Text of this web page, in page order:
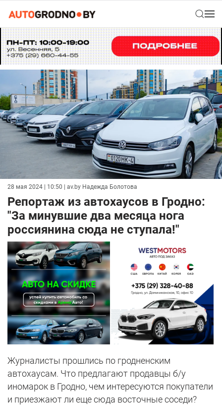
28 мая 2024 | 10:50 | av.by Надежда Болотова
Репортаж из автохаусов в Гродно:
"За минувшие два месяца нога
россиянина сюда не ступала!"
Журналисты прошлись по гродненским
автохаусам. Что предлагают продавцы б/у
иномарок в Гродно, чем интересуются покупатели
и приезжают ли еще сюда восточные соседи?